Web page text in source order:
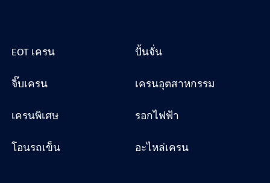
EOT เครน
ปั้นจั่น
จิ๊บเครน
เครนอุตสาหกรรม
เครนพิเศษ
รอกไฟฟ้า
โอนรถเข็น
อะไหล่เครน